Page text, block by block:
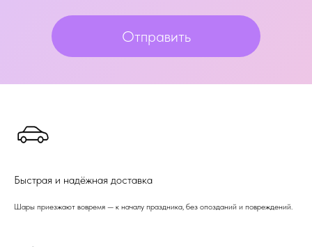
Отправить
Быстрая и надёжная доставка
Шары приезжают вовремя — к началу праздника, без опозданий и повреждений.